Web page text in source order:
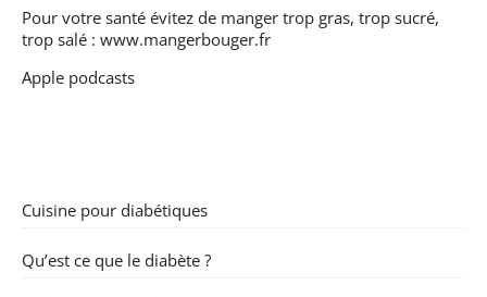
Pour votre santé évitez de manger trop gras, trop sucré,
trop salé : www.mangerbouger.fr
Apple podcasts
Cuisine pour diabétiques
Qu’est ce que le diabète ?